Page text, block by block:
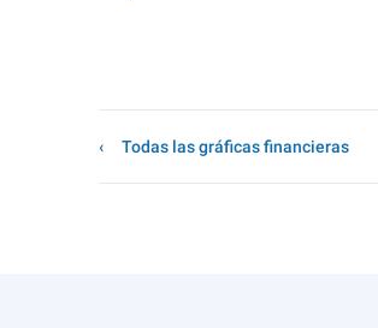
Todas las gráficas financieras